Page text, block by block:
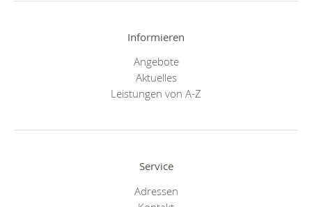
Informieren
Angebote
Aktuelles
Leistungen von A-Z
Service
Adressen